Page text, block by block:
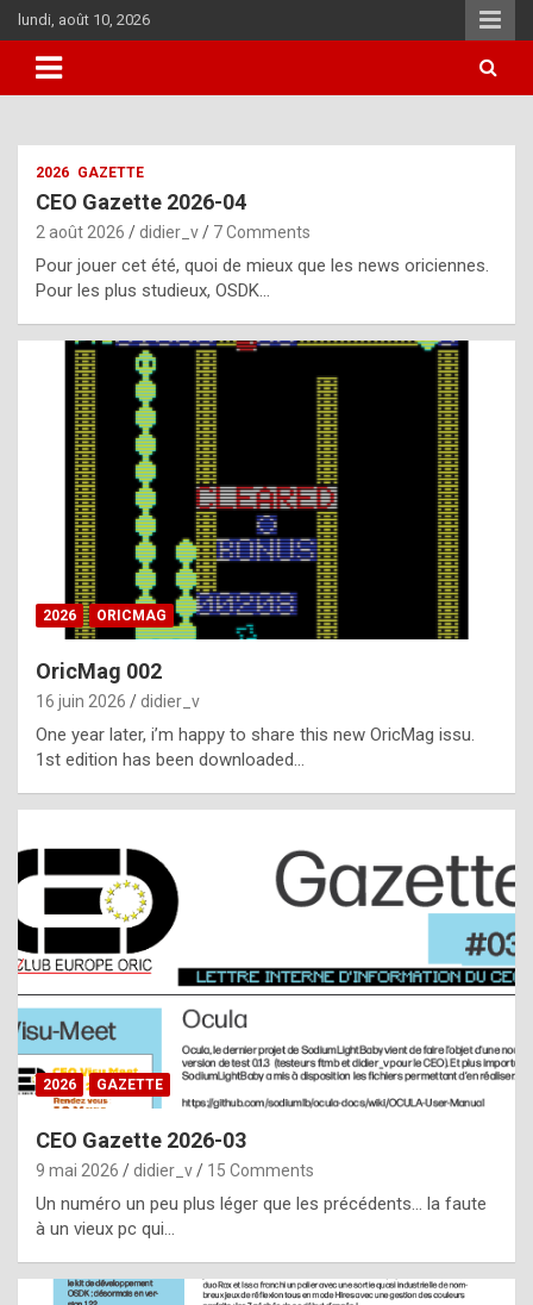
Skip
to
content
lundi, août 10, 2026
i
u
l
y
d
i
ff
i
l
t
t
s
t
a
s
i
e
f
o
2026 GAZETTE
CEO Gazette 2026-04
2 août 2026 didier_v 7 Comments
Pour jouer cet été, quoi de mieux que les news oriciennes.
Pour les plus studieux, OSDK…
2026 ORICMAG
OricMag 002
16 juin 2026 didier_v
One year later, i’m happy to share this new OricMag issu.
1st edition has been downloaded…
2026 GAZETTE
CEO Gazette 2026-03
9 mai 2026 didier_v 15 Comments
Un numéro un peu plus léger que les précédents… la faute
à un vieux pc qui…